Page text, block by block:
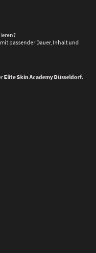
passender Dauer, Inhalt und
Elite Skin Academy Düsseldorf.